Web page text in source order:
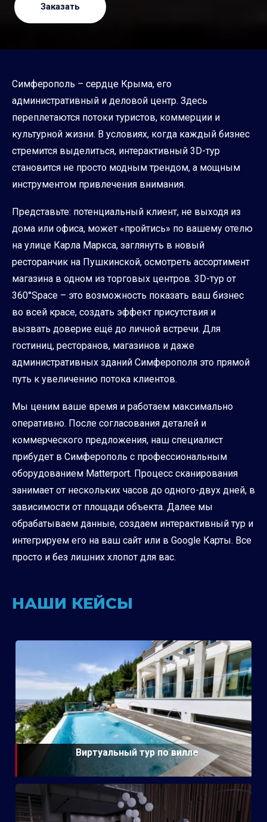
Заказать
Симферополь – сердце Крыма, его
административный и деловой центр. Здесь
переплетаются потоки туристов, коммерции и
культурной жизни. В условиях, когда каждый бизнес
стремится выделиться, интерактивный 3D-тур
становится не просто модным трендом, а мощным
инструментом привлечения внимания.
Представьте: потенциальный клиент, не выходя из
дома или офиса, может «пройтись» по вашему отелю
на улице Карла Маркса, заглянуть в новый
ресторанчик на Пушкинской, осмотреть ассортимент
магазина в одном из торговых центров. 3D-тур от
360°Space – это возможность показать ваш бизнес
во всей красе, создать эффект присутствия и
вызвать доверие ещё до личной встречи. Для
гостиниц, ресторанов, магазинов и даже
административных зданий Симферополя это прямой
путь к увеличению потока клиентов.
Мы ценим ваше время и работаем максимально
оперативно. После согласования деталей и
коммерческого предложения, наш специалист
прибудет в Симферополь с профессиональным
оборудованием Matterport. Процесс сканирования
занимает от нескольких часов до одного-двух дней, в
зависимости от площади объекта. Далее мы
обрабатываем данные, создаем интерактивный тур и
интегрируем его на ваш сайт или в Google Карты. Все
просто и без лишних хлопот для вас.
НАШИ КЕЙСЫ
Виртуальный тур по вилле